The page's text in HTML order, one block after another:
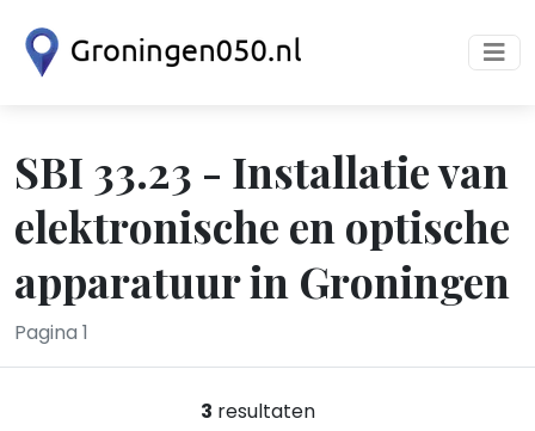
SBI 33.23 - Installatie van
elektronische en optische
apparatuur in Groningen
Pagina 1
3 resultaten